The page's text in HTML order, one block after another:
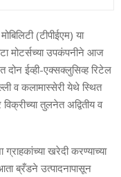
(टीपीईएम) या
मोटर्सच्‍या उपकंपनीने आज
ईव्‍ही-एक्‍सक्‍लुसिव्‍ह रिटेल
व कलामास्‍सेरी येथे स्थित
तुलनेत अद्वितीय व
खरेदी करण्‍याच्‍या
ब्रँडने उत्‍पादनापासून